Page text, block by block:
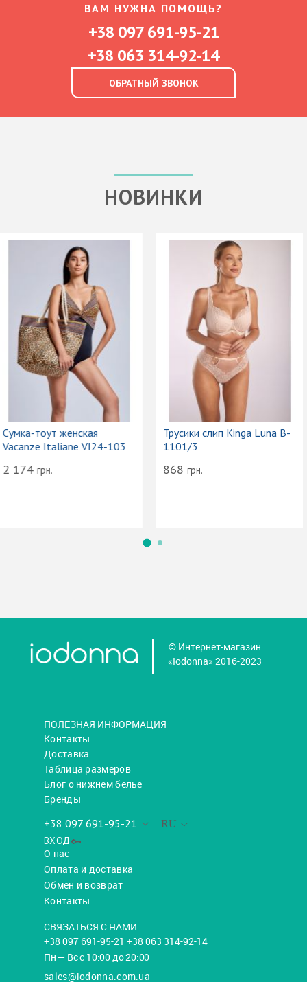
ВАМ НУЖНА ПОМОЩЬ?
+38 097 691-95-21
+38 063 314-92-14
ОБРАТНЫЙ ЗВОНОК
НОВИНКИ
Сумка-тоут женская
Vacanze Italiane VI24-103
2 174грн.
Трусики слип Kinga Luna B-
1101/3
868грн.
© Интернет-магазин
«Iodonna» 2016-2023
ПОЛЕЗНАЯ ИНФОРМАЦИЯ
Контакты
Доставка
Таблица размеров
Блог о нижнем белье
Бренды
RU
+38 097 691-95-21
ВХОД
О нас
Оплата и доставка
Обмен и возврат
Контакты
СВЯЗАТЬСЯ С НАМИ
+38 097 691-95-21 +38 063 314-92-14
Пн — Вс с 10:00 до 20:00
sales@iodonna.com.ua